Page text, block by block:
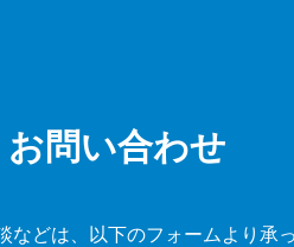
お問い合わせ
などは、 以下のフォームより承